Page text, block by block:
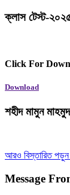
ক্লাস টেস্ট-
Click For
Download
শহীদ মামুন মাহমুদ
আরও বিস্তারিত
Message